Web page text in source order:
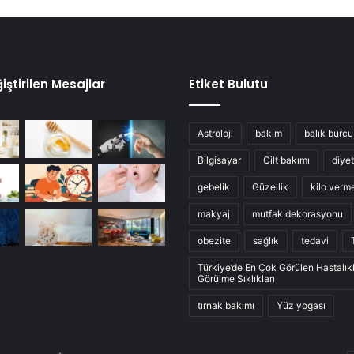
Mesajlar Etiket Bulutu
Astroloji bakım balık burcu
Bilgisayar Cilt bakımı diyet
gebelik Güzellik kilo
makyaj mutfak dekorasyonu
obezite sağlık tedavi
Türkiye’de En Çok Görülen
Görülme Sıklıkları
tırnak bakımı Yüz yogası